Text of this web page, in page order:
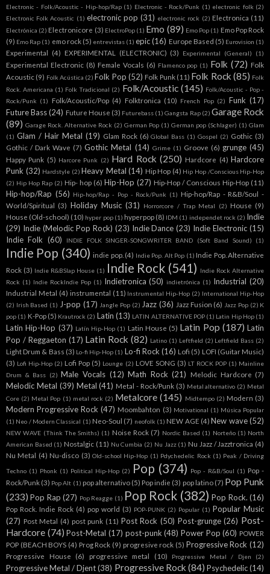
Electronic - Folk/Acoustic - Hip-hop/Rap (1) Electronic - Rock/Punk (1) electronic folk (2)
Electronic Folk Acoustic (1) electronic pop (31) electronic rock (2) Electronica (11)
Electrónica (2) Electronicore (3) ElectroPop (1) Emo (89) Emo Pop (1) Emo Pop Rock
(9) Emo Rap (1) emo rock (5) entrevistas (1) epic (16) Europe Based (5) Eurovision (1)
Experimental (4) EXPERIMENTAL (ELECTRONIC) (3) Experimental (General) (1)
Experimental Electronic (8) Female Vocals (6) Flamenco pop (1) Folk (72) Folk
Acoustic (9) Folk Acústica (2) Folk Pop (52) Folk Punk (11) Folk Rock (85) Folk
Rock. Americana (1) Folk Tradicional (2) Folk/Acoustic (145) Folk/Acoustic - Pop -
Rock/Punk (1) Folk/Acoustic/Pop (4) Folktronica (10) French Pop (2) Funk (17)
Future Bass (24) Future House (3) Futurebass (1) Gangsta Rap (2) Garage Rock
(89) Garage Rock. Alternative Rock (2) German Pop (1) German pop (Schlager) (1) Glam
(1) Glam / Hair Metal (19) Glam Rock (6) Global Bass (1) Gospel (2) Gothic (3)
Gothic / Dark Wave (7) Gothic Metal (14) Grime (1) Groove (6) grunge (45)
Happy Punk (5) Harcore Punk (2) Hard Rock (250) Hardcore (4) Hardcore
Punk (32) Hardstyle (2) Heavy Metal (14) Hip Hop (4) Hip Hop /Conscious Hip-Hop
(2) Hip Hop Rap (2) Hip- hop (6) Hip-Hop (27) Hip-Hop / Conscious Hip-Hop (11)
Hip-hop/Rap (56) Hip-hop/Rap - Pop - Rock/Punk (1) Hip-hop/Rap - R&B/Soul -
World/Spiritual (3) Holiday Music (31) Horrorcore / Trap Metal (2) House (9)
House (Old-school) (10) hyper pop (1) hyperpop (8) IDM (1) independet rock (2) Indie
(29) Indie (Melodic Pop Rock) (23) Indie Dance (23) Indie Electronic (15)
Indie Folk (60) INDIE FOLK SINGER-SONGWRITER BAND (Soft Band Sound) (1)
Indie Pop (340) indie pop. (4) Indie Pop. Alt Pop (1) Indie Pop. Alternative
Rock (3) Indie R&BSlap House (1) Indie Rock (541) Indie Rock Alternative
Rock (1) Indie RockIndie Pop (1) Indietronica (50) indietrónica (1) Industrial (20)
Industrial Metal (4) instrumental (11) Instrumental Hip-Hop (2) International Hip-Hop
(2) Irish Based (1) J-pop (17) Jangle Pop (2) Jazz (36) Jazz Fusion (6) Jazz Pop (2) K
pop (1) K-Pop (5) Krautrock (2) Latin (13) LATIN ALTERNATIVE POP (1) Latin Hip Hop (1)
Latin Hip-Hop (37) Latín Hip-Hop (1) Latin House (5) Latin Pop (187) Latin
Pop / Reggaeton (17) Latin Rock (82) Latino (1) Leftfield (2) Leftfield Bass (2)
Light Drum & Bass (3) Lo-fi Hip-Hop (1) Lo-fi Rock (16) Lofi (5) LOFI (Guitar Music)
(3) Lofi Hip-Hop (2) Lofi Pop (5) Lounge (2) LOVE SONG (3) LT ROCK POP (1) Mainline
Drum & Bass (2) Male Vocals (12) Math Rock (21) Melodic Hardcore (7)
Melodic Metal (39) Metal (41) Metal - Rock/Punk (3) Metal alternativo (2) Metal
Core (2) Metal Pop (1) metal rock (2) Metalcore (145) Midtempo (2) Modern (3)
Modern Progressive Rock (47) Moombahton (3) Motivational (1) Música Popular
(1) Neo / Modern Classical (1) Neo-Soul (7) neofolk (1) NEW AGE (4) New wave (52)
NEW WAVE (Think The Smiths) (1) Noise Rock (7) Nordic Based (1) Norteño (1) North
American Based (1) Nostalgic (11) Nu Cumbia (2) Nu Jazz (1) Nu Jazz / Jazztronica (4)
Nu Metal (4) Nu-disco (3) Old-school Hip-Hop (1) Pdychedelic Rock (1) Peak / Driving
Techno (1) Phonk (1) Political Hip-Hop (2) Pop (374) Pop - R&B/Soul (1) Pop -
Rock/Punk (3) Pop Alt (1) pop alternativo (5) Pop indie (3) pop latino (7) Pop Punk
(233) Pop Rap (27) Pop Reagge (1) Pop Rock (382) Pop Rock. (16)
Pop Rock. Indie Rock (4) pop world (3) POP-PUNK (2) Popular (1) Popular Music
(27) Post Metal (4) post punk (11) Post Rock (50) Post-grunge (26) Post-
Hardcore (74) Post-Metal (17) post-punk (48) Power Pop (60) POWER
POP (BEACH BOYS (4) Prog Rock (9) progresive rock (5) Progressive Rock (12)
Progressive House (6) progressive metal (10) Progressive Metal / Djen (2)
Progressive Metal / Djent (38) Progressive Rock (84) Psychedelic(14)